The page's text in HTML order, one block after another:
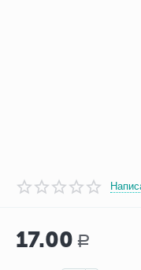
17.00 Р